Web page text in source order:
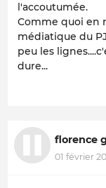
l'accoutumée.
Comme quoi en
médiatique du
peu les
dure...
florence
01 février